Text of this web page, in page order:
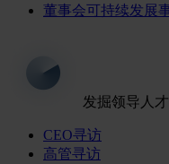
董事会可持续发展
发掘领导人才
CEO寻访
高管寻访